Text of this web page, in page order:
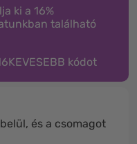
ki a 16%
található
kódot
belül, és a csomagot